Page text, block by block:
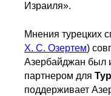
Израиля».
Мнения турецких
Х. С. Озертем)
Азербайджан был
партнером для
поддерживает